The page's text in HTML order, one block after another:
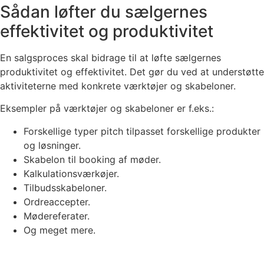
Sådan løfter du sælgernes
effektivitet og produktivitet
En salgsproces skal bidrage til at løfte sælgernes
produktivitet og effektivitet. Det gør du ved at understøtte
aktiviteterne med konkrete værktøjer og skabeloner.
Eksempler på værktøjer og skabeloner er f.eks.:
Forskellige typer pitch tilpasset forskellige produkter
og løsninger.
Skabelon til booking af møder.
Kalkulationsværkøjer.
Tilbudsskabeloner.
Ordreaccepter.
Mødereferater.
Og meget mere.